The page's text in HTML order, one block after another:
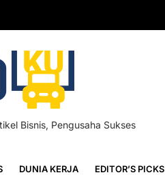
Bisnis, Pengusaha Sukses
DUNIA KERJA EDITOR’S PICKS